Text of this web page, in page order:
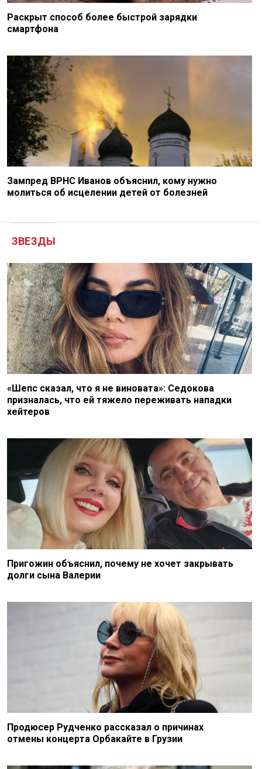
Раскрыт способ более быстрой зарядки
смартфона
Зампред ВРНС Иванов объяснил, кому нужно
молиться об исцелении детей от болезней
ЗВЕЗДЫ
«Шепс сказал, что я не виновата»: Седокова
призналась, что ей тяжело переживать нападки
хейтеров
Пригожин объяснил, почему не хочет закрывать
долги сына Валерии
Продюсер Рудченко рассказал о причинах
отмены концерта Орбакайте в Грузии